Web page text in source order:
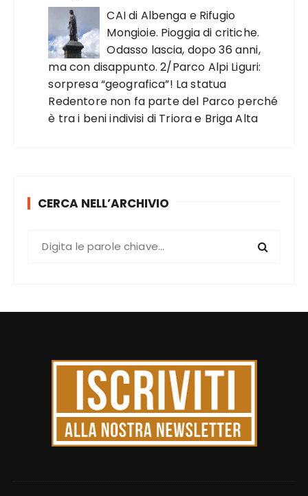
CAI di Albenga e Rifugio
Mongioie. Pioggia di critiche.
Odasso lascia, dopo 36 anni,
ma con disappunto. 2/Parco Alpi Liguri:
sorpresa “geografica”! La statua
Redentore non fa parte del Parco perché
è tra i beni indivisi di Triora e Briga Alta
CERCA NELL’ARCHIVIO